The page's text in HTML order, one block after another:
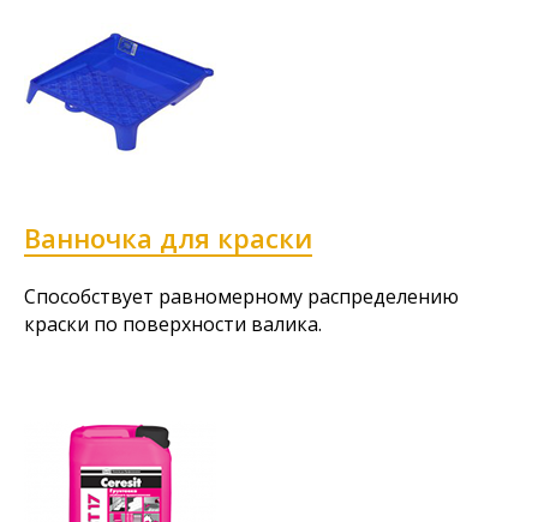
Ванночка для краски
Способствует равномерному распределению
краски по поверхности валика.